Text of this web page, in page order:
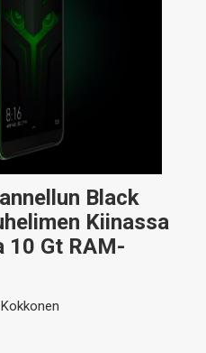
Black
Kiinassa
10 Gt RAM-